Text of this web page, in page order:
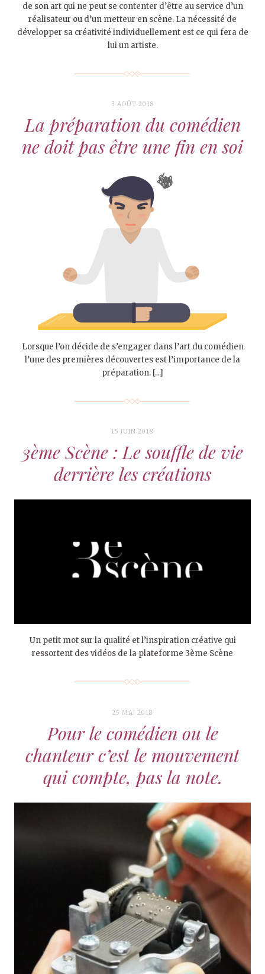
de son art qui ne peut se contenter d’être au service d’un
réalisateur ou d’un metteur en scène. La nécessité de
développer sa créativité individuellement est ce qui fera de
lui un artiste.
3 AOÛT 2018
La préparation du comédien
ne doit pas être une fin en soi
Lorsque l’on décide de s’engager dans l’art du comédien
l’une des premières découvertes est l’importance de la
préparation. […]
15 JUIN 2018
3ème Scène : Le souffle de vie
derrière les créations
Un petit mot sur la qualité et l’inspiration créative qui
ressortent des vidéos de la plateforme 3ème Scène
25 MAI 2018
Pour le comédien ou le
chanteur c’est le mouvement
qui compte, pas la note.